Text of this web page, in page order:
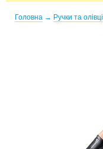
Головна → Ручки та олівці